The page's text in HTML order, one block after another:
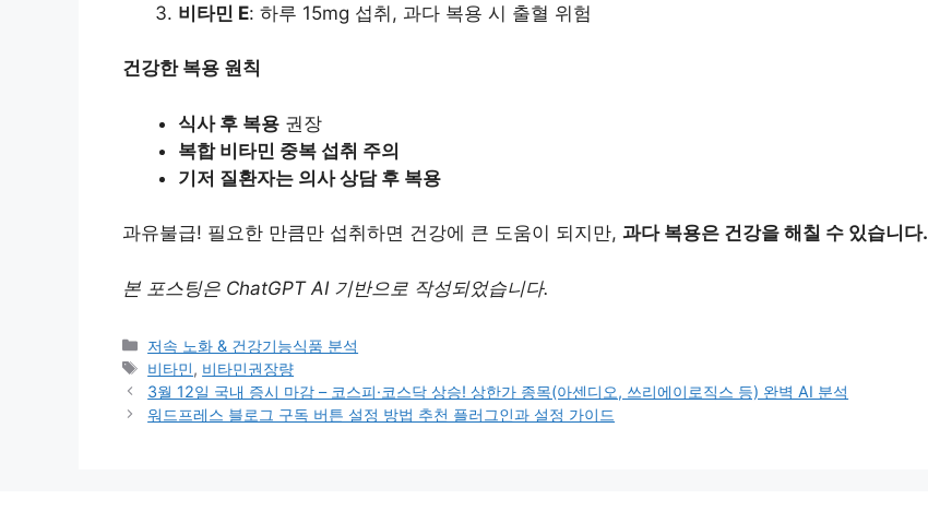
비타민 E: 하루 15mg 섭취, 과다 복용 시 출혈 위험
건강한 복용 원칙
식사 후 복용 권장
복합 비타민 중복 섭취 주의
기저 질환자는 의사 상담 후 복용
과유불급! 필요한 만큼만 섭취하면 건강에 큰 도움이 되지만, 과다 복용은 건강을 해칠 수 있습니다.
본 포스팅은 ChatGPT AI 기반으로 작성되었습니다.
Categories
저속 노화 & 건강기능식품 분석
Tags
비타민, 비타민권장량
3월 12일 국내 증시 마감 – 코스피·코스닥 상승! 상한가 종목(아센디오, 쓰리에이로직스 등) 완벽 AI 분석
워드프레스 블로그 구독 버튼 설정 방법 추천 플러그인과 설정 가이드